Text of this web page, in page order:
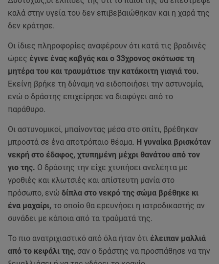
καλά στην υγεία του δεν επιβεβαιώθηκαν και η χαρά της
δεν κράτησε.
Οι ίδιες πληροφορίες αναφέρουν ότι κατά τις βραδινές
ώρες έγινε ένας καβγάς και ο 33χρονος σκότωσε τη
μητέρα του και τραυμάτισε την κατάκοιτη γιαγιά του.
Εκείνη βρήκε τη δύναμη να ειδοποιήσει την αστυνομία,
ενώ ο δράστης επιχείρησε να διαφύγει από το
παράθυρο.
Οι αστυνομικοί, μπαίνοντας μέσα στο σπίτι, βρέθηκαν
μπροστά σε ένα αποτρόπαιο θέαμα. Η γυναίκα βρισκόταν
νεκρή στο έδαφος, χτυπημένη μέχρι θανάτου από τον
γιο της. Ο δράστης την είχε χτυπήσει ανελέητα με
γροθιές και κλωτσιές και απίστευτη μανία στο
πρόσωπο, ενώ δίπλα στο νεκρό της σώμα βρέθηκε κι
ένα μαχαίρι, το οποίο θα ερευνήσει η ιατροδικαστής αν
συνάδει με κάποια από τα τραύματά της.
Το πιο ανατριχιαστικό από όλα ήταν ότι έλειπαν μαλλιά
από το κεφάλι της, σαν ο δράστης να προσπάθησε να την